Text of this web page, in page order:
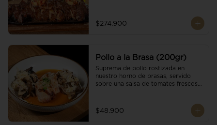
Acompañado de salsa criolla de la
casa.
$274.900
Pollo a la Brasa (200gr)
Suprema de pollo rostizada en
nuestro horno de brasas, servido
sobre una salsa de tomates frescos y
$48.900